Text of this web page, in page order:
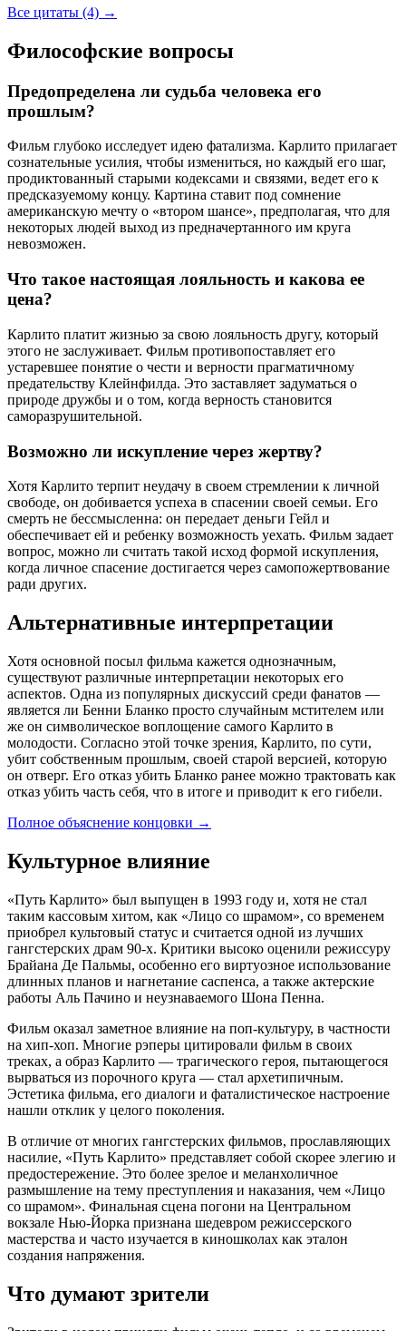
Все цитаты (4) →
Философские вопросы
Предопределена ли судьба человека его
прошлым?
Фильм глубоко исследует идею фатализма. Карлито прилагает
сознательные усилия, чтобы измениться, но каждый его шаг,
продиктованный старыми кодексами и связями, ведет его к
предсказуемому концу. Картина ставит под сомнение
американскую мечту о «втором шансе», предполагая, что для
некоторых людей выход из предначертанного им круга
невозможен.
Что такое настоящая лояльность и какова ее
цена?
Карлито платит жизнью за свою лояльность другу, который
этого не заслуживает. Фильм противопоставляет его
устаревшее понятие о чести и верности прагматичному
предательству Клейнфилда. Это заставляет задуматься о
природе дружбы и о том, когда верность становится
саморазрушительной.
Возможно ли искупление через жертву?
Хотя Карлито терпит неудачу в своем стремлении к личной
свободе, он добивается успеха в спасении своей семьи. Его
смерть не бессмысленна: он передает деньги Гейл и
обеспечивает ей и ребенку возможность уехать. Фильм задает
вопрос, можно ли считать такой исход формой искупления,
когда личное спасение достигается через самопожертвование
ради других.
Альтернативные интерпретации
Хотя основной посыл фильма кажется однозначным,
существуют различные интерпретации некоторых его
аспектов. Одна из популярных дискуссий среди фанатов —
является ли Бенни Бланко просто случайным мстителем или
же он символическое воплощение самого Карлито в
молодости. Согласно этой точке зрения, Карлито, по сути,
убит собственным прошлым, своей старой версией, которую
он отверг. Его отказ убить Бланко ранее можно трактовать как
отказ убить часть себя, что в итоге и приводит к его гибели.
Полное объяснение концовки →
Культурное влияние
«Путь Карлито» был выпущен в 1993 году и, хотя не стал
таким кассовым хитом, как «Лицо со шрамом», со временем
приобрел культовый статус и считается одной из лучших
гангстерских драм 90-х. Критики высоко оценили режиссуру
Брайана Де Пальмы, особенно его виртуозное использование
длинных планов и нагнетание саспенса, а также актерские
работы Аль Пачино и неузнаваемого Шона Пенна.
Фильм оказал заметное влияние на поп-культуру, в частности
на хип-хоп. Многие рэперы цитировали фильм в своих
треках, а образ Карлито — трагического героя, пытающегося
вырваться из порочного круга — стал архетипичным.
Эстетика фильма, его диалоги и фаталистическое настроение
нашли отклик у целого поколения.
В отличие от многих гангстерских фильмов, прославляющих
насилие, «Путь Карлито» представляет собой скорее элегию и
предостережение. Это более зрелое и меланхоличное
размышление на тему преступления и наказания, чем «Лицо
со шрамом». Финальная сцена погони на Центральном
вокзале Нью-Йорка признана шедевром режиссерского
мастерства и часто изучается в киношколах как эталон
создания напряжения.
Что думают зрители